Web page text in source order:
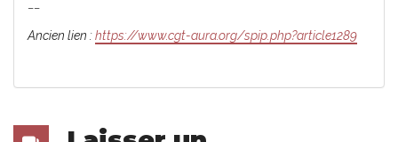
Ancien lien :https://www.cgt-aura.org/spip.php?article1289